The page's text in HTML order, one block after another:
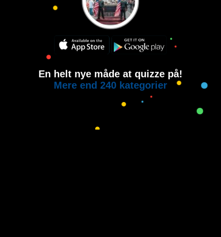
En helt nye måde at quizze på!
Mere end 240 kategorier